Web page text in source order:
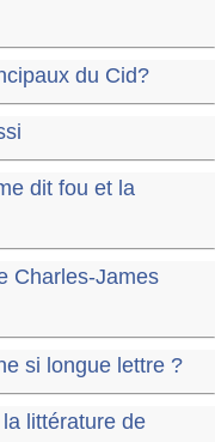
du Cid​?
dit fou et la
Charles-James
si longue lettre ?
littérature de